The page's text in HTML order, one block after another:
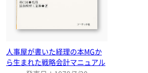
人事屋が書いた経理の本MGか
ら生まれた戦略会計マニュアル